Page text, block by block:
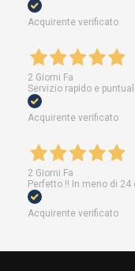
Acquirente verificato
2 Giorni Fa
Servizio rapido e
Acquirente verificato
2 Giorni Fa
Perfetto !! In meno di
Acquirente verificato